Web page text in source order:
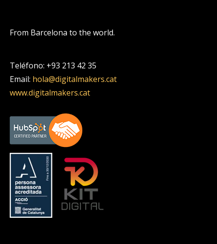
From Barcelona to the world.
Teléfono: +93 213 42 35
Email: hola@digitalmakers.cat
www.digitalmakers.cat